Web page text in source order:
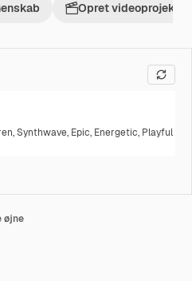
Opret videoprojekt
,Synthwave, Epic, Energetic, Playful
øjne